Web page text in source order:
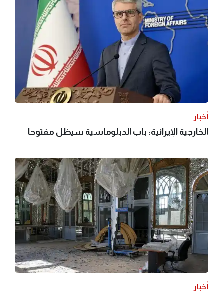
أخبار
الخارجية الإيرانية: باب الدبلوماسية سيظل مفتوحا
أخبار